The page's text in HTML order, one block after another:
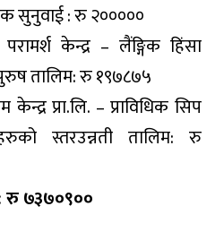
सुनुवाई : रु २०००००
केन्द्र – लैंङ्गिक हिंसा
तालिम: रु १९७८७५
प्रा.लि. – प्राविधिक सिप
स्तरउन्नती तालिम: रु
रु ७३७०९००